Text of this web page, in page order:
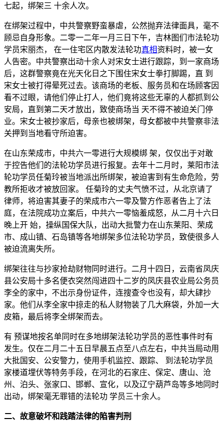
七起，绑架三 十余人次。
在绑架过程中，中共警察野蛮暴虐，公然抛弃法律面具，毫不
顾忌自身形象。二零一二年一月三日下午，吉林图们市法轮功
学员宋丽杰， 在一住宅区内散发法轮功真相资料时，被一女
人告密。中共警察出动十余人对宋女士进行跟踪，到一家商场
后，这群警察竟在光天化日之下围住宋女士拳打脚踢，直 到
宋女士被打得晕死过去。该商场的老板、服务员和在场顾客因
看不过眼，请他们停止打人，他们竟将这些无辜的人都抓到公
安局，直到第二天才放出，致使商场当 天不得不被迫关门停
业。宋女士被抄家后，母亲也被绑架，母女都被中共警察非法
关押到当地看守所迫害。
在山东荣成市，中共六一零进行大规模绑 架，仅仅出于对敢
于控告他们的法轮功学员进行报复。去年十二月时，莱阳市法
轮功学员任菊玲被当地派出所绑架，被迫害到有生命危险，劳
教所拒收才被放回家。 任菊玲的丈夫气愤不过，从北京请了
律师，将迫害其妻子的荣成市六一零及警方作恶者告上了法
庭，在法院成功立案后，中共六一零恼羞成怒，从二月十六日
晚上开 始，操纵国保大队，出动大批警力在山东莱阳、荣成
市、成山镇、石岛镇等各地绑架多位法轮功学员，致使很多人
被迫流离失所。
绑架往往与抄家抢劫财物同时进行。二月十四日，云南省凤庆
县公安局十多名便衣突然闯进四十二岁的凤庆县农业局公务员
李全的家中，不出示身份证件，连搜查令也没有，却大肆抄
家。他们从李全家中掠走的私人财物装了几大麻袋，外加一大
皮箱，最后将李全绑架而去。
有 预谋地按名单同时在多地绑架法轮功学员的恶性事件时有
发生。仅在二月二十五日早晨五点至八点左右，中共当局动用
大批国安、公安警力，使用手机监控、跟踪、 到法轮功学员
家楼道埋伏等特务手段，在河北的石家庄、保定、唐山、沧
州、泊头、张家口、邯郸、宣化，以及辽宁葫芦岛等多地同时
出动，绑架毫无罪错的法轮功 学员三十余人。
二、故意破坏和践踏法律的陷害判刑